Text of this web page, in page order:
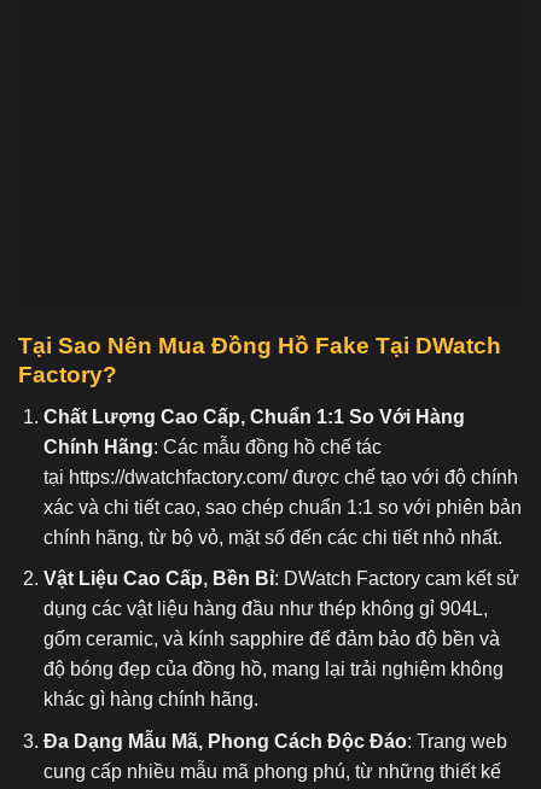
Tại Sao Nên Mua Đồng Hồ Fake Tại DWatch
Factory?
Chất Lượng Cao Cấp, Chuẩn 1:1 So Với Hàng
Chính Hãng: Các mẫu đồng hồ chế tác
tại https://dwatchfactory.com/được chế tạo với độ chính
xác và chi tiết cao, sao chép chuẩn 1:1 so với phiên bản
chính hãng, từ bộ vỏ, mặt số đến các chi tiết nhỏ nhất.
Vật Liệu Cao Cấp, Bền Bỉ: DWatch Factory cam kết sử
dụng các vật liệu hàng đầu như thép không gỉ 904L,
gốm ceramic, và kính sapphire để đảm bảo độ bền và
độ bóng đẹp của đồng hồ, mang lại trải nghiệm không
khác gì hàng chính hãng.
Đa Dạng Mẫu Mã, Phong Cách Độc Đáo: Trang web
cung cấp nhiều mẫu mã phong phú, từ những thiết kế